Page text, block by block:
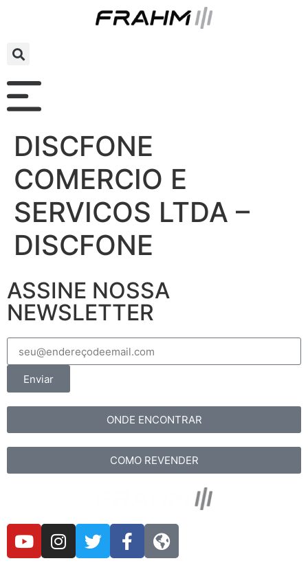
DISCFONE
COMERCIO E
SERVICOS LTDA –
DISCFONE
ASSINE NOSSA
NEWSLETTER
Enviar
ONDE ENCONTRAR
COMO REVENDER